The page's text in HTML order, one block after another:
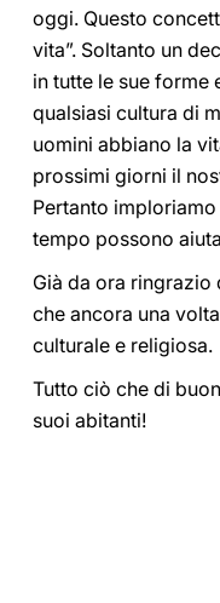
oggi. Questo
vita”. Soltanto un
in tutte le sue forme
qualsiasi cultura di
uomini abbiano la
prossimi giorni il
Pertanto
tempo possono
Già da ora ringrazio
che ancora una
culturale e religiosa.
Tutto ciò che di
suoi abitanti!